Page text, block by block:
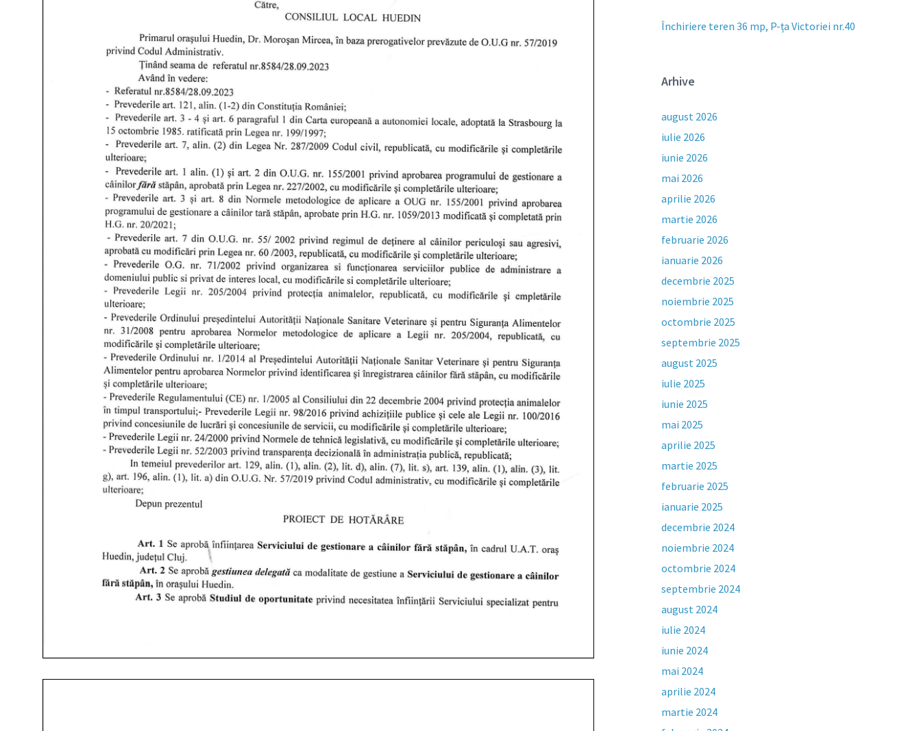
Închiriere teren 36 mp, P-ța Victoriei nr.40
Arhive
august 2026
iulie 2026
iunie 2026
mai 2026
aprilie 2026
martie 2026
februarie 2026
ianuarie 2026
decembrie 2025
noiembrie 2025
octombrie 2025
septembrie 2025
august 2025
iulie 2025
iunie 2025
mai 2025
aprilie 2025
martie 2025
februarie 2025
ianuarie 2025
decembrie 2024
noiembrie 2024
octombrie 2024
septembrie 2024
august 2024
iulie 2024
iunie 2024
mai 2024
aprilie 2024
martie 2024